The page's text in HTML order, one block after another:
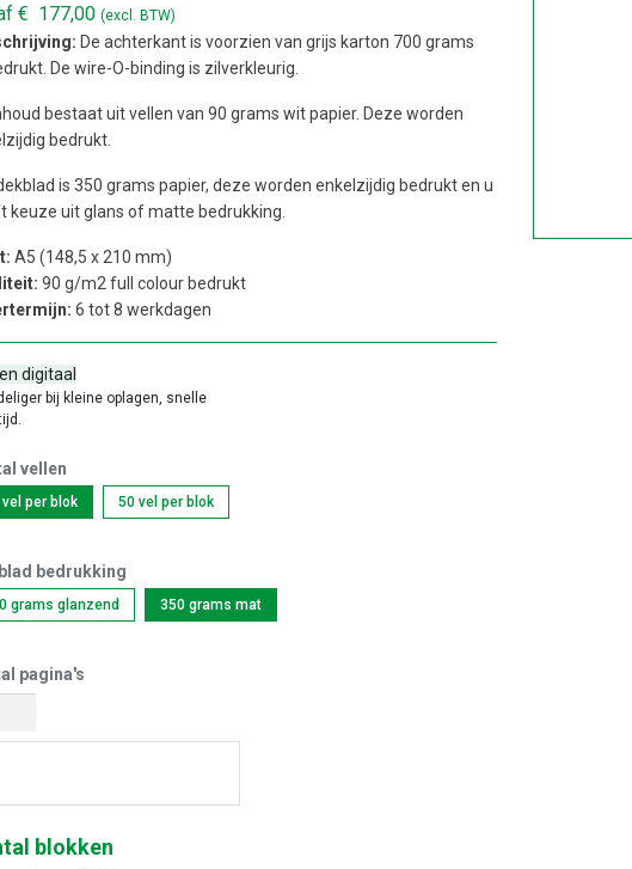
€ 177,00 (excl. BTW)
De achterkant is voorzien van grijs karton 700 grams
De wire-O-binding is zilverkleurig.
bestaat uit vellen van 90 grams wit papier. Deze worden
bedrukt.
is 350 grams papier, deze worden enkelzijdig bedrukt en u
keuze uit glans of matte bedrukking.
A5 (148,5 x 210 mm)
90 g/m2 full colour bedrukt
6 tot 8 werkdagen
digitaal
bij kleine oplagen, snelle
vellen
vel per blok 50 vel per blok
bedrukking
grams glanzend 350 grams mat
pagina's
blokken